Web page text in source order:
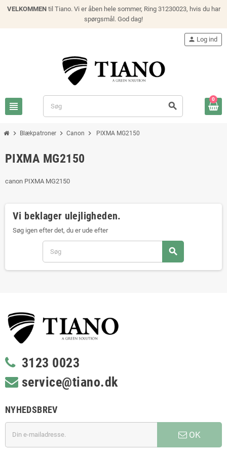
VELKOMMENtil Tiano. Vi er åben hele sommer, Ring 31230023, hvis du har
spørgsmål. God dag!
view_headline search
person Log ind
0
chevron_right Blækpatroner chevron_right Canon chevron_right PIXMA MG2150
PIXMA MG2150
canon PIXMA MG2150
Vi beklager ulejligheden.
Søg igen efter det, du er ude efter
search
3123 0023
service@tiano.dk
NYHEDSBREV
OK